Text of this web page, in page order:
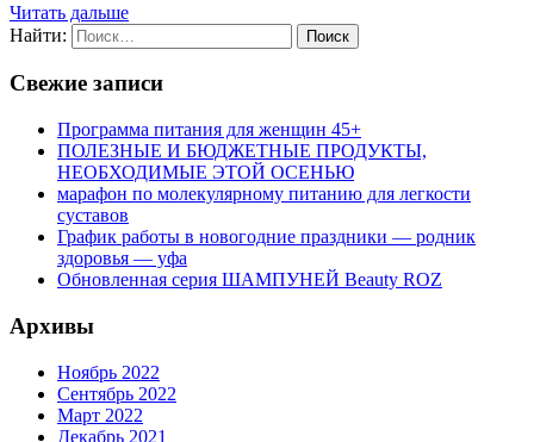
Читать дальше
Найти:
Свежие записи
Программа питания для женщин 45+
ПОЛЕЗНЫЕ И БЮДЖЕТНЫЕ ПРОДУКТЫ,
НЕОБХОДИМЫЕ ЭТОЙ ОСЕНЬЮ
марафон по молекулярному питанию для легкости
суставов
График работы в новогодние праздники — родник
здоровья — уфа
Обновленная серия ШАМПУНЕЙ Beauty ROZ
Архивы
Ноябрь 2022
Сентябрь 2022
Март 2022
Декабрь 2021